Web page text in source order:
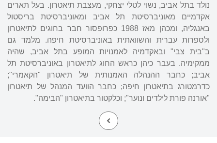
נולד בתל אביב, נשוי לטלי יצחקי, מעצבת תיאטרון. בעל תארים
אקדמיים מאוניברסיטת תל אביב ומאוניברסיטת בריסטול
באנגליה, ומכהן מאז 1988 כפרופסור חבר בחוגים לתיאטרון
ולספרות עברית והשוואתית באוניברסיטת חיפה. מלמד גם
ב"בית צבי" ובאקדמיה לאמנויות המופע בתל אביב, שהיה
ממקימיה. בעבר כיהן כראש החוג לתיאטרון באוניברסיטת תל
אביב; כחבר ההנהלה האמנותית של תיאטרון "הקאמרי";
כדרמטורג בתיאטרון חיפה; כחבר הוועד המנהל של תיאטרון
"אורנה פורת לילדים ונוער"; וכלקטור בתיאטרון "הבימה".